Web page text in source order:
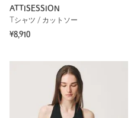
ATTISESSION
Tシャツ / カットソー
¥8,910